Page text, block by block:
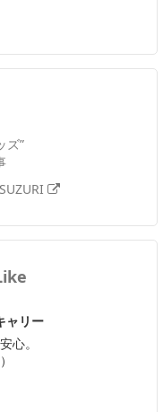
SUZURI
ャリー
心。
）